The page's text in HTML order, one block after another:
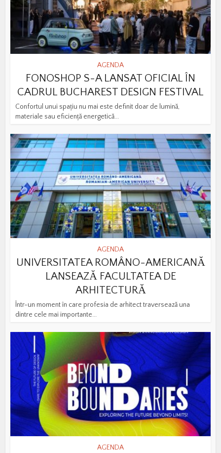
AGENDA
FONOSHOP S-A LANSAT OFICIAL ÎN
CADRUL BUCHAREST DESIGN FESTIVAL
Confortul unui spațiu nu mai este definit doar de lumină,
materiale sau eficiență energetică...
AGENDA
UNIVERSITATEA ROMÂNO-AMERICANĂ
LANSEAZĂ FACULTATEA DE
ARHITECTURĂ
Într-un moment în care profesia de arhitect traversează una
dintre cele mai importante...
AGENDA